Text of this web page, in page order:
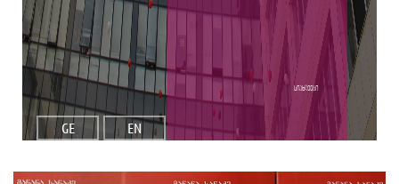
GE EN
სიახლეები